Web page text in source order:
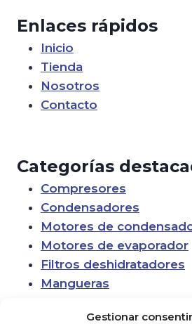
Gestionar
Enlaces rápidos
Inicio
Tienda
Nosotros
Contacto
Categorías
Compresores
Condensadores
Motores de
Motores de evaporador
Filtros deshidratadores
Mangueras